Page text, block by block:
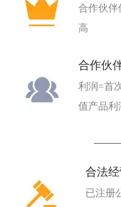
合作伙伴
高
合作伙
利润=首
值产品利
合法
已注册